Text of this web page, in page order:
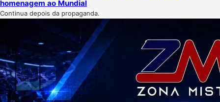
homenagem ao Mundial
Continua depois da propaganda.